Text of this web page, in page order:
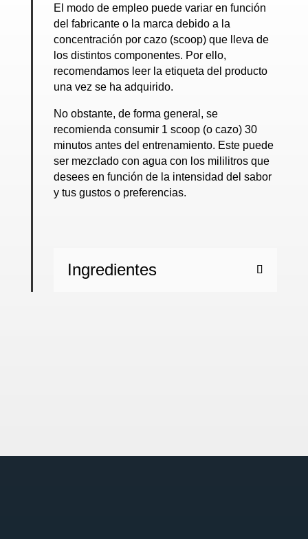
El modo de empleo puede variar en función
del fabricante o la marca debido a la
concentración por cazo (scoop) que lleva de
los distintos componentes. Por ello,
recomendamos leer la etiqueta del producto
una vez se ha adquirido.
No obstante, de forma general, se
recomienda consumir 1 scoop (o cazo) 30
minutos antes del entrenamiento. Este puede
ser mezclado con agua con los mililitros que
desees en función de la intensidad del sabor
y tus gustos o preferencias.
Ingredientes